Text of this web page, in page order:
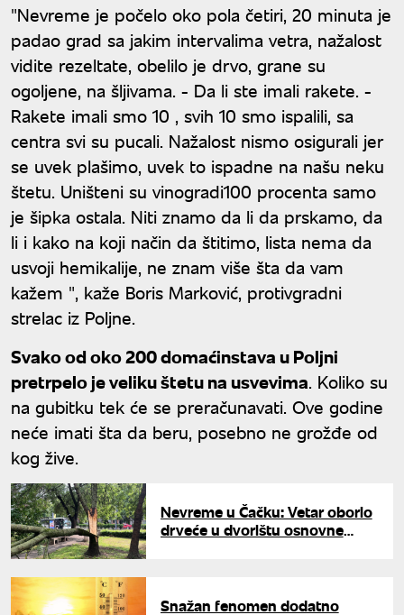
"Nevreme je počelo oko pola četiri, 20 minuta je
padao grad sa jakim intervalima vetra, nažalost
vidite rezeltate, obelilo je drvo, grane su
ogoljene, na šljivama. - Da li ste imali rakete. -
Rakete imali smo 10 , svih 10 smo ispalili, sa
centra svi su pucali. Nažalost nismo osigurali jer
se uvek plašimo, uvek to ispadne na našu neku
štetu. Uništeni su vinogradi100 procenta samo
je šipka ostala. Niti znamo da li da prskamo, da
li i kako na koji način da štitimo, lista nema da
usvoji hemikalije, ne znam više šta da vam
kažem ", kaže Boris Marković, protivgradni
strelac iz Poljne.
Svako od oko 200 domaćinstava u Poljni
pretrpelo je veliku štetu na usvevima. Koliko su
na gubitku tek će se preračunavati. Ove godine
neće imati šta da beru, posebno ne grožđe od
kog žive.
Nevreme u Čačku: Vetar oborio
drveće u dvorištu osnovne
Snažan fenomen dodatno